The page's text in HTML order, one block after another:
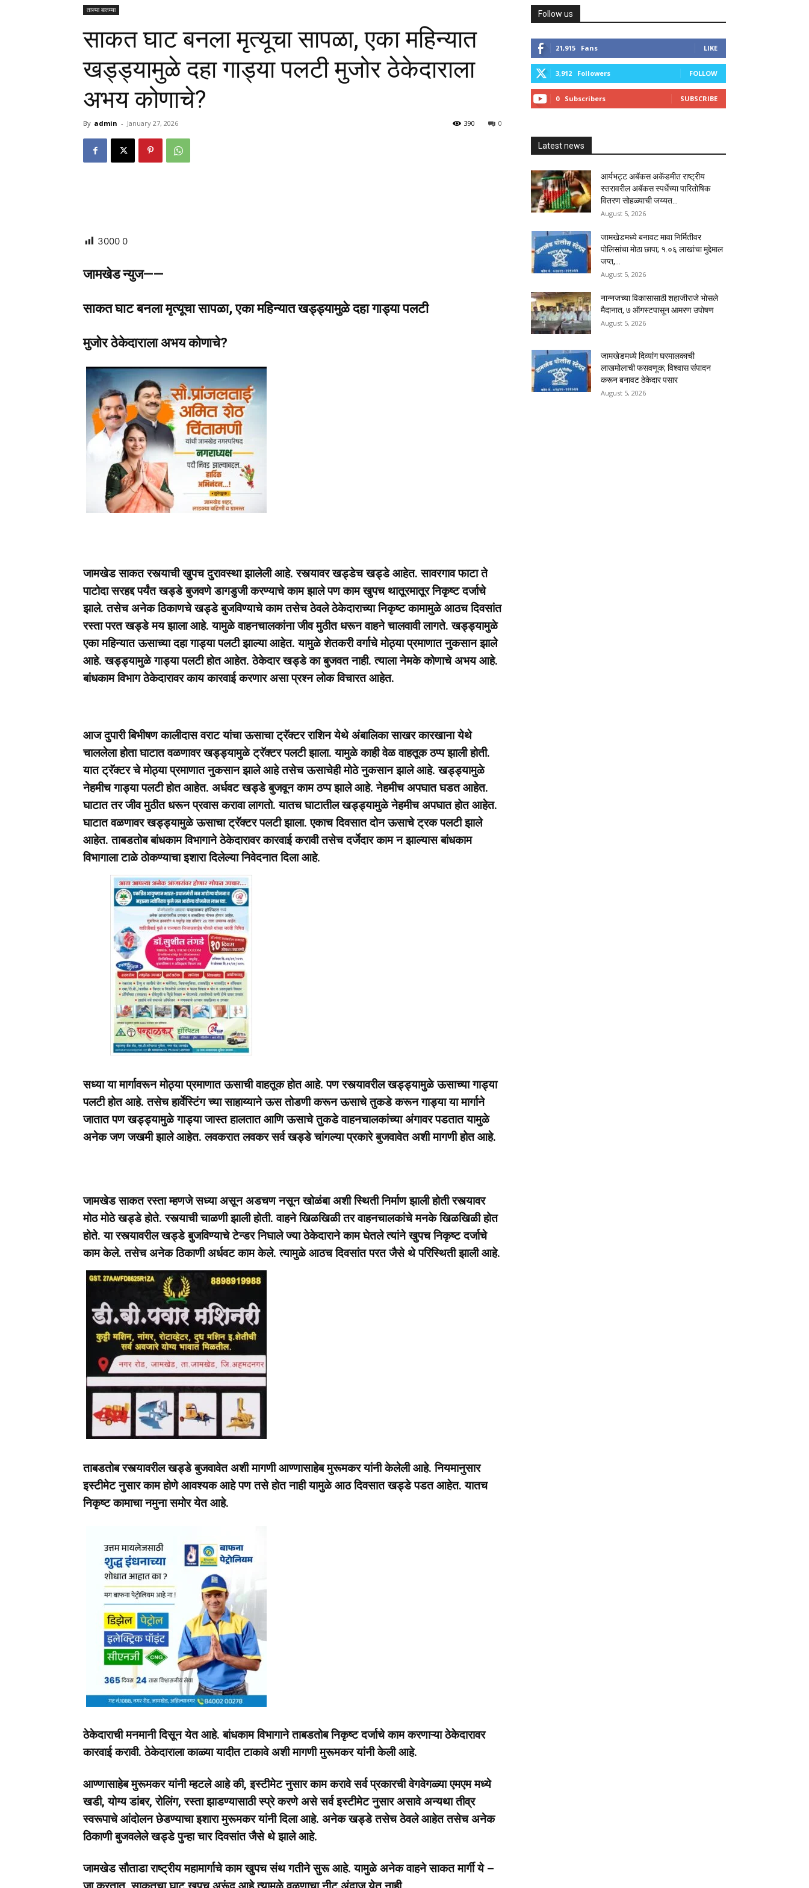
ताज्या बातम्या
साकत घाट बनला मृत्यूचा सापळा, एका महिन्यात
खड्ड्यामुळे दहा गाड्या पलटी मुजोर ठेकेदाराला
अभय कोणाचे?
By admin - January 27, 2026 0
390
3000 0
जामखेड न्युज——
साकत घाट बनला मृत्यूचा सापळा, एका महिन्यात खड्ड्यामुळे दहा गाड्या पलटी
मुजोर ठेकेदाराला अभय कोणाचे?
जामखेड साकत रस्त्याची खुपच दुरावस्था झालेली आहे. रस्त्यावर खड्डेच खड्डे आहेत. सावरगाव फाटा ते
पाटोदा सरहद्द पर्यंत खड्डे बुजवणे डागडुजी करण्याचे काम झाले पण काम खुपच थातूरमातूर निकृष्ट दर्जाचे
झाले. तसेच अनेक ठिकाणचे खड्डे बुजविण्याचे काम तसेच ठेवले ठेकेदाराच्या निकृष्ट कामामुळे आठच दिवसांत
रस्ता परत खड्डे मय झाला आहे. यामुळे वाहनचालकांना जीव मुठीत धरून वाहने चालवावी लागते. खड्ड्यामुळे
एका महिन्यात ऊसाच्या दहा गाड्या पलटी झाल्या आहेत. यामुळे शेतकरी वर्गाचे मोठ्या प्रमाणात नुकसान झाले
आहे. खड्ड्यामुळे गाड्या पलटी होत आहेत. ठेकेदार खड्डे का बुजवत नाही. त्याला नेमके कोणाचे अभय आहे.
बांधकाम विभाग ठेकेदारावर काय कारवाई करणार असा प्रश्न लोक विचारत आहेत.
आज दुपारी बिभीषण कालीदास वराट यांचा ऊसाचा ट्रॅक्टर राशिन येथे अंबालिका साखर कारखाना येथे
चाललेला होता घाटात वळणावर खड्ड्यामुळे ट्रॅक्टर पलटी झाला. यामुळे काही वेळ वाहतूक ठप्प झाली होती.
यात ट्रॅक्टर चे मोठ्या प्रमाणात नुकसान झाले आहे तसेच ऊसाचेही मोठे नुकसान झाले आहे. खड्ड्यामुळे
नेहमीच गाड्या पलटी होत आहेत. अर्धवट खड्डे बुजवून काम ठप्प झाले आहे. नेहमीच अपघात घडत आहेत.
घाटात तर जीव मुठीत धरून प्रवास करावा लागतो. यातच घाटातील खड्ड्यामुळे नेहमीच अपघात होत आहेत.
घाटात वळणावर खड्ड्यामुळे ऊसाचा ट्रॅक्टर पलटी झाला. एकाच दिवसात दोन ऊसाचे ट्रक पलटी झाले
आहेत. ताबडतोब बांधकाम विभागाने ठेकेदारावर कारवाई करावी तसेच दर्जेदार काम न झाल्यास बांधकाम
विभागाला टाळे ठोकण्याचा इशारा दिलेल्या निवेदनात दिला आहे.
सध्या या मार्गावरून मोठ्या प्रमाणात ऊसाची वाहतूक होत आहे. पण रस्त्यावरील खड्ड्यामुळे ऊसाच्या गाड्या
पलटी होत आहे. तसेच हार्वेस्टिंग च्या साहाय्याने ऊस तोडणी करून ऊसाचे तुकडे करून गाड्या या मार्गाने
जातात पण खड्ड्यामुळे गाड्या जास्त हालतात आणि ऊसाचे तुकडे वाहनचालकांच्या अंगावर पडतात यामुळे
अनेक जण जखमी झाले आहेत. लवकरात लवकर सर्व खड्डे चांगल्या प्रकारे बुजवावेत अशी मागणी होत आहे.
जामखेड साकत रस्ता म्हणजे सध्या असून अडचण नसून खोळंबा अशी स्थिती निर्माण झाली होती रस्त्यावर
मोठ मोठे खड्डे होते. रस्त्याची चाळणी झाली होती. वाहने खिळखिळी तर वाहनचालकांचे मनके खिळखिळी होत
होते. या रस्त्यावरील खड्डे बुजविण्याचे टेन्डर निघाले ज्या ठेकेदाराने काम घेतले त्यांने खुपच निकृष्ट दर्जाचे
काम केले. तसेच अनेक ठिकाणी अर्धवट काम केले. त्यामुळे आठच दिवसांत परत जैसे थे परिस्थिती झाली आहे.
ताबडतोब रस्त्यावरील खड्डे बुजवावेत अशी मागणी आण्णासाहेब मुरूमकर यांनी केलेली आहे. नियमानुसार
इस्टीमेट नुसार काम होणे आवश्यक आहे पण तसे होत नाही यामुळे आठ दिवसात खड्डे पडत आहेत. यातच
निकृष्ट कामाचा नमुना समोर येत आहे.
ठेकेदाराची मनमानी दिसून येत आहे. बांधकाम विभागाने ताबडतोब निकृष्ट दर्जाचे काम करणाऱ्या ठेकेदारावर
कारवाई करावी. ठेकेदाराला काळ्या यादीत टाकावे अशी मागणी मुरूमकर यांनी केली आहे.
आण्णासाहेब मुरूमकर यांनी म्हटले आहे की, इस्टीमेट नुसार काम करावे सर्व प्रकारची वेगवेगळ्या एमएम मध्ये
खडी, योग्य डांबर, रोलिंग, रस्ता झाडण्यासाठी स्प्रे करणे असे सर्व इस्टीमेट नुसार असावे अन्यथा तीव्र
स्वरूपाचे आंदोलन छेडण्याचा इशारा मुरूमकर यांनी दिला आहे. अनेक खड्डे तसेच ठेवले आहेत तसेच अनेक
ठिकाणी बुजवलेले खड्डे पुन्हा चार दिवसांत जैसे थे झाले आहे.
जामखेड सौताडा राष्ट्रीय महामार्गाचे काम खुपच संथ गतीने सुरू आहे. यामुळे अनेक वाहने साकत मार्गी ये –
Follow us
21,915 Fans LIKE
3,912 Followers FOLLOW
0 Subscribers SUBSCRIBE
Latest news
आर्यभट्ट अबॅकस अकॅडमीत राष्ट्रीय
स्तरावरील अबॅकस स्पर्धेच्या पारितोषिक
वितरण सोहळ्याची जय्यत...
August 5, 2026
जामखेडमध्ये बनावट मावा निर्मितीवर
पोलिसांचा मोठा छापा; १.०६ लाखांचा मुद्देमाल
जप्त,...
August 5, 2026
नान्नजच्या विकासासाठी शहाजीराजे भोसले
मैदानात, ७ ऑगस्टपासून आमरण उपोषण
August 5, 2026
जामखेडमध्ये दिव्यांग घरमालकाची
लाखमोलाची फसवणूक; विश्वास संपादन
करून बनावट ठेकेदार पसार
August 5, 2026